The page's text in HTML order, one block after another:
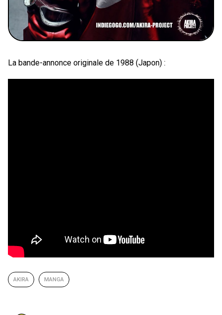
La bande-annonce originale de 1988 (Japon) :
AKIRA MANGA